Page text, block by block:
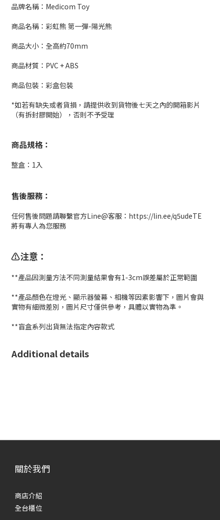
品牌名稱：Medicom Toy
商品名稱：彩虹熊 第一彈-陽光熊
商品大小：全高約70mm
商品材質：PVC + ABS
商品包裝：彩盒包裝
*如若有缺失或者貨損，請提供收到貨物後七天之內的開箱影片
（有拆封膠開始），否則不予受理
商品規格：
整盒：1入
售後服務：
任何售後問題請聯繫官方Line@客服：https://lin.ee/q5udeTE
將有專人為您服務
⚠️注意：
**產品因測量方法不同測量結果會有1-3cm誤差屬於正常範圍
**產品顏色在燈光、顯示器螢幕、相機等因素影響下，圖片會與
實物有細微差別，圖片尺寸僅供參考，具體以實物為準。
**盲盒系列出貨無法指定內容款式
Additional details
關於我們
商店介紹
全台櫃位